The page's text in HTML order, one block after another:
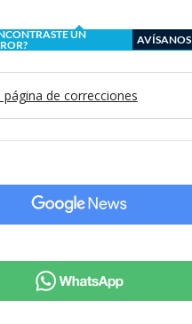
UN
AVÍSANOS
página de correcciones